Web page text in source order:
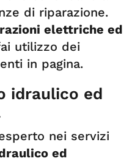
di riparazione.
elettriche ed
utilizzo dei
in pagina.
idraulico ed
nei servizi
ed